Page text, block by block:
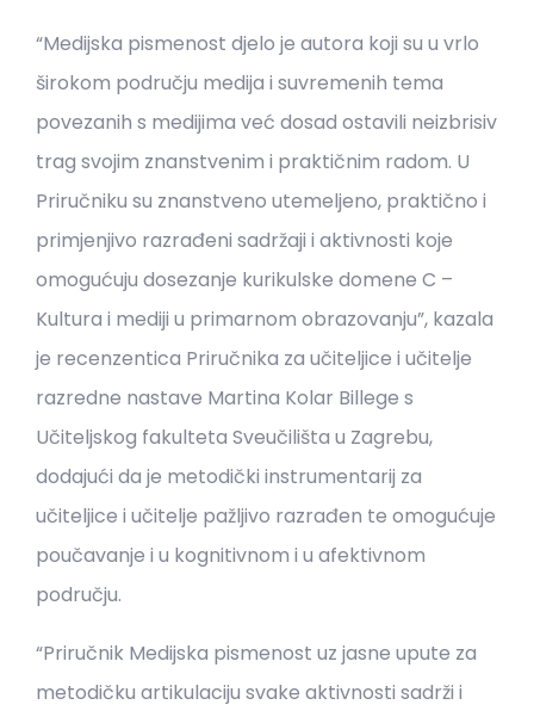
“Medijska pismenost djelo je autora koji su u vrlo
širokom području medija i suvremenih tema
povezanih s medijima već dosad ostavili neizbrisiv
trag svojim znanstvenim i praktičnim radom. U
Priručniku su znanstveno utemeljeno, praktično i
primjenjivo razrađeni sadržaji i aktivnosti koje
omogućuju dosezanje kurikulske domene C –
Kultura i mediji u primarnom obrazovanju”, kazala
je recenzentica Priručnika za učiteljice i učitelje
razredne nastave Martina Kolar Billege s
Učiteljskog fakulteta Sveučilišta u Zagrebu,
dodajući da je metodički instrumentarij za
učiteljice i učitelje pažljivo razrađen te omogućuje
poučavanje i u kognitivnom i u afektivnom
području.
“Priručnik Medijska pismenost uz jasne upute za
metodičku artikulaciju svake aktivnosti sadrži i